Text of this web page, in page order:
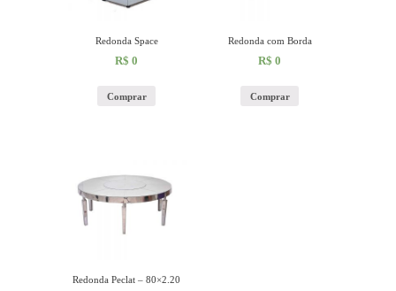
Redonda Space
R$ 0
Comprar
Redonda com Borda
R$ 0
Comprar
Redonda Peclat – 80×2.20